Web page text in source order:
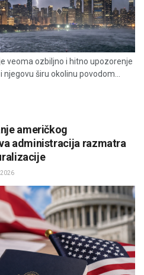
veoma ozbiljno i hitno upozorenje
njegovu širu okolinu povodom...
američkog
administracija razmatra
2026